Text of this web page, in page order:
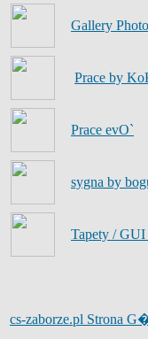
Gallery
Prace by
Prace evO`
sygna by
Tapety / GUI
cs-zaborze.pl Strona